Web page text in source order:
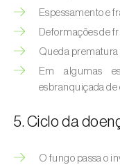
Espessamento e
Deformações de
Queda prematura
Em algumas
esbranquiçada de
5. Ciclo da
O fungo passa o